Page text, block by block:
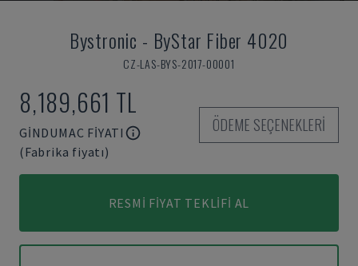
Bystronic - ByStar Fiber 4020
CZ-LAS-BYS-2017-00001
8,189,661 TL
GINDUMAC FIYATI
(Fabrika fiyatı)
ÖDEME SEÇENEKLERI
RESMI FIYAT TEKLIFI AL